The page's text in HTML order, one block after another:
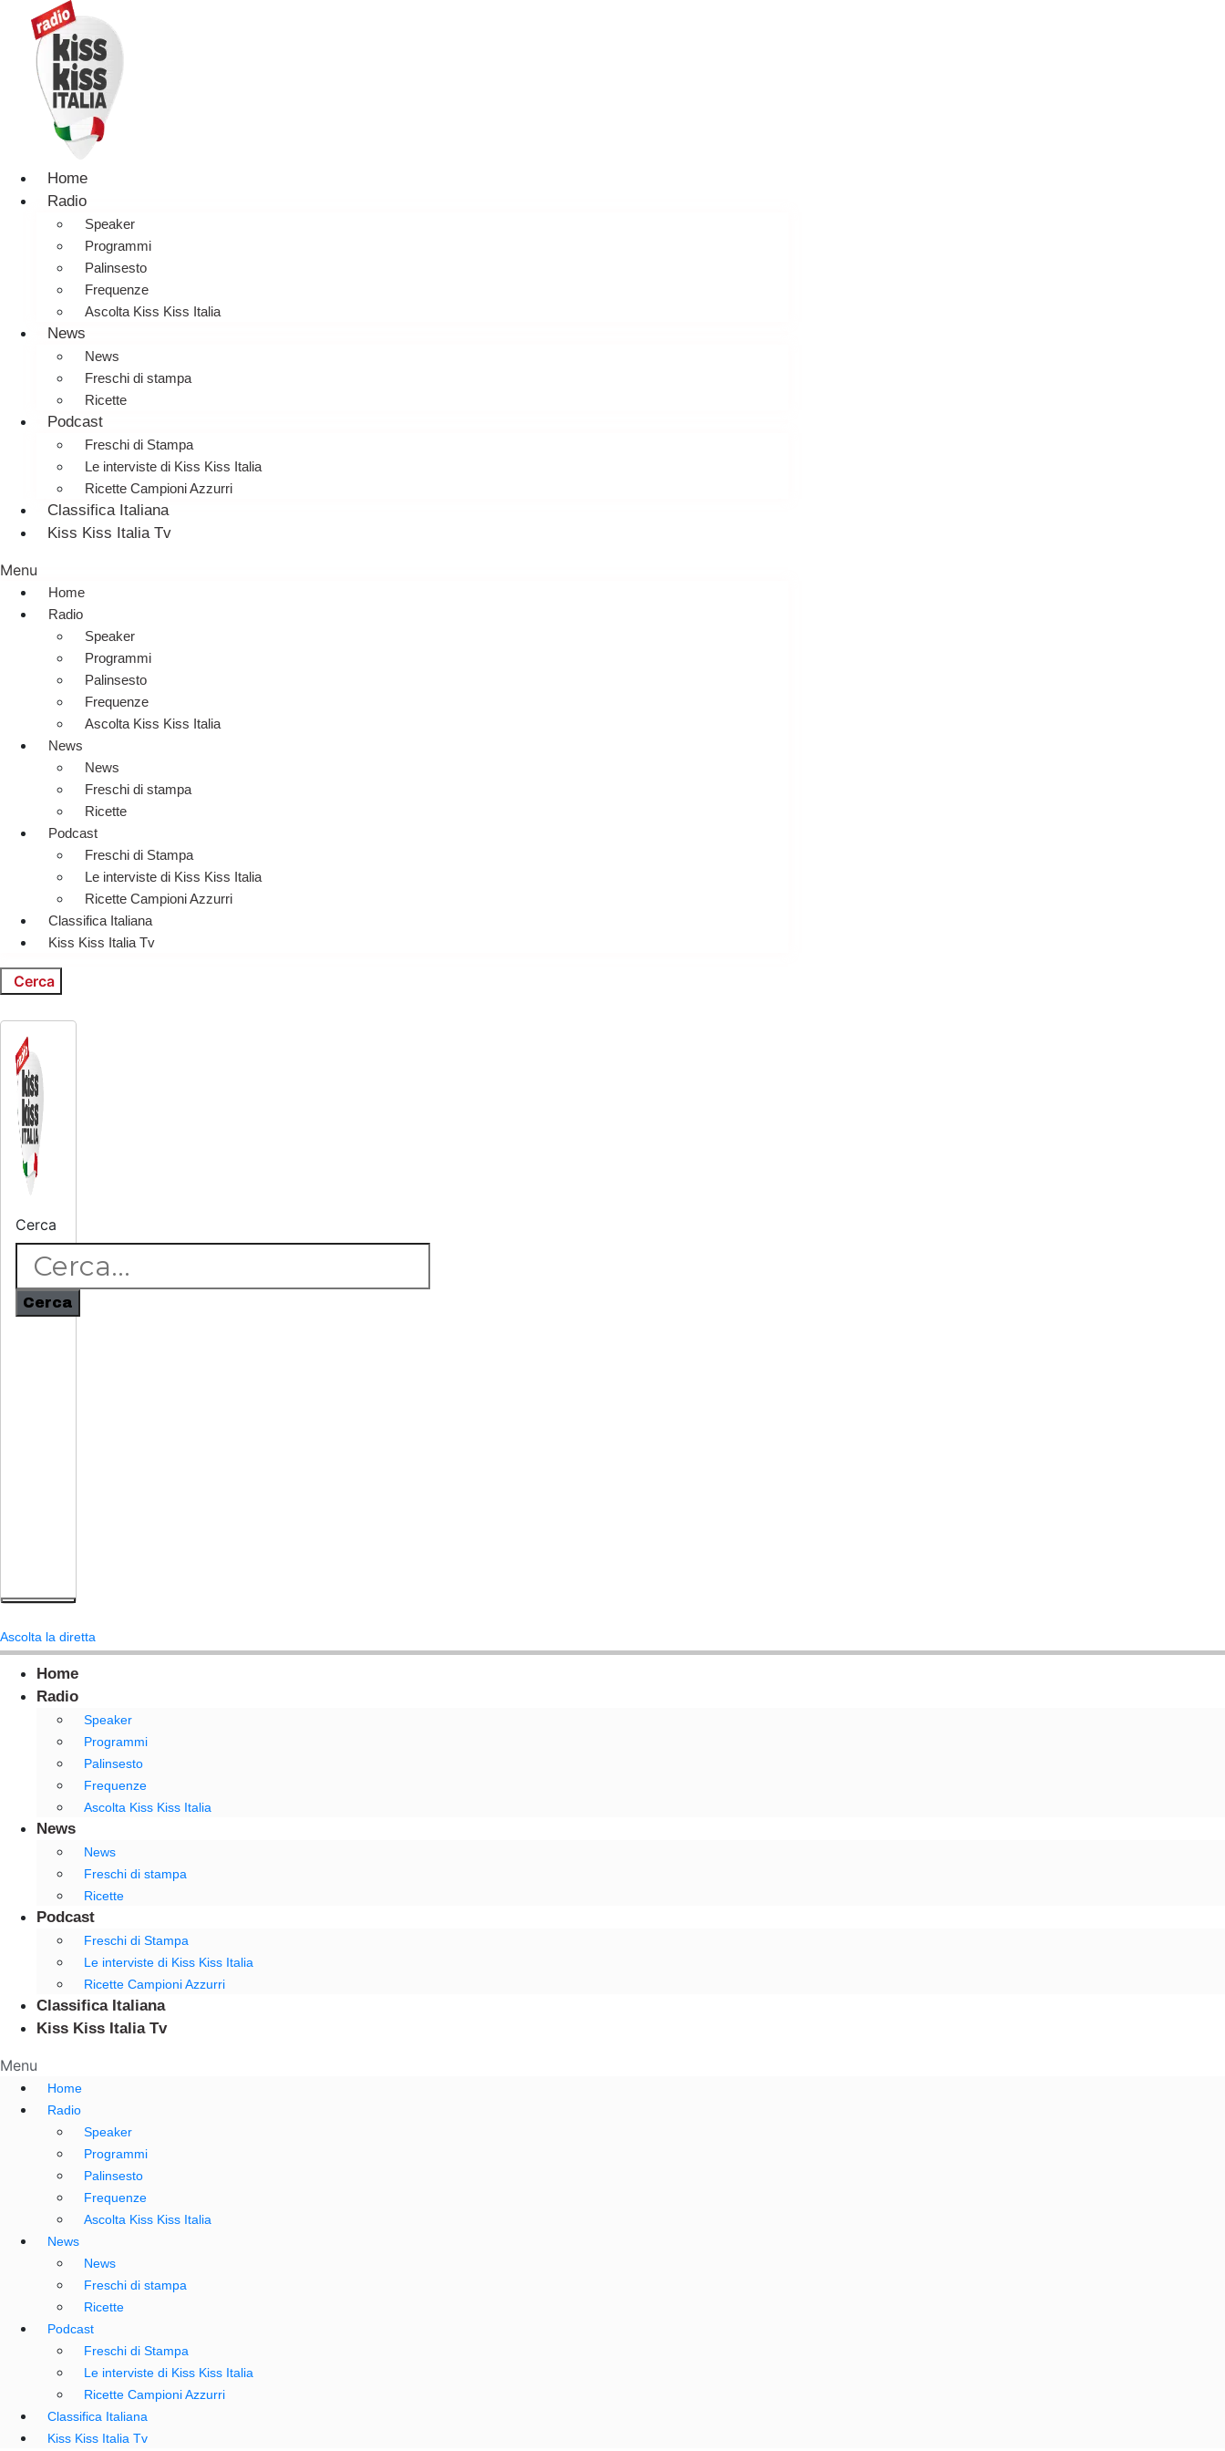
Home
Radio
Speaker
Programmi
Palinsesto
Frequenze
Ascolta Kiss Kiss Italia
News
News
Freschi di stampa
Ricette
Podcast
Freschi di Stampa
Le interviste di Kiss Kiss Italia
Ricette Campioni Azzurri
Classifica Italiana
Kiss Kiss Italia Tv
Menu
Home
Radio
Speaker
Programmi
Palinsesto
Frequenze
Ascolta Kiss Kiss Italia
News
News
Freschi di stampa
Ricette
Podcast
Freschi di Stampa
Le interviste di Kiss Kiss Italia
Ricette Campioni Azzurri
Classifica Italiana
Kiss Kiss Italia Tv
Cerca
Cerca
Cerca
Ascolta la diretta
Home
Radio
Speaker
Programmi
Palinsesto
Frequenze
Ascolta Kiss Kiss Italia
News
News
Freschi di stampa
Ricette
Podcast
Freschi di Stampa
Le interviste di Kiss Kiss Italia
Ricette Campioni Azzurri
Classifica Italiana
Kiss Kiss Italia Tv
Menu
Home
Radio
Speaker
Programmi
Palinsesto
Frequenze
Ascolta Kiss Kiss Italia
News
News
Freschi di stampa
Ricette
Podcast
Freschi di Stampa
Le interviste di Kiss Kiss Italia
Ricette Campioni Azzurri
Classifica Italiana
Kiss Kiss Italia Tv